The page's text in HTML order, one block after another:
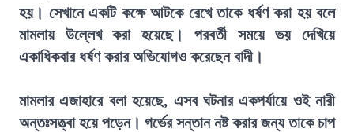
হয়। সেখানে একটি কক্ষে আটকে রেখে তাকে ধর্ষণ করা হয় বলে
মামলায় উল্লেখ করা হয়েছে। পরবর্তী সময়ে ভয় দেখিয়ে
একাধিকবার ধর্ষণ করার অভিযোগও করেছেন বাদী।
মামলার এজাহারে বলা হয়েছে, এসব ঘটনার একপর্যায়ে ওই নারী
অন্তঃসত্ত্বা হয়ে পড়েন। গর্ভের সন্তান নষ্ট করার জন্য তাকে চাপ